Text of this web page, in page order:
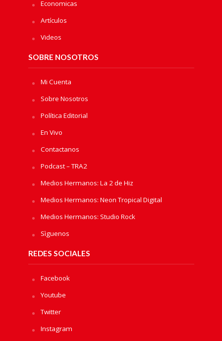
Economicas
Artículos
Videos
SOBRE NOSOTROS
Mi Cuenta
Sobre Nosotros
Política Editorial
En Vivo
Contactanos
Podcast – TRA2
Medios Hermanos: La 2 de Hiz
Medios Hermanos: Neon Tropical Digital
Medios Hermanos: Studio Rock
Sìguenos
REDES SOCIALES
Facebook
Youtube
Twitter
Instagram